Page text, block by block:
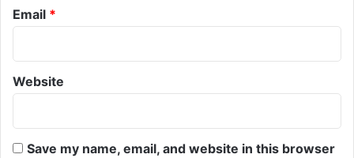
Email *
Website
Save my name, email, and website in this browser